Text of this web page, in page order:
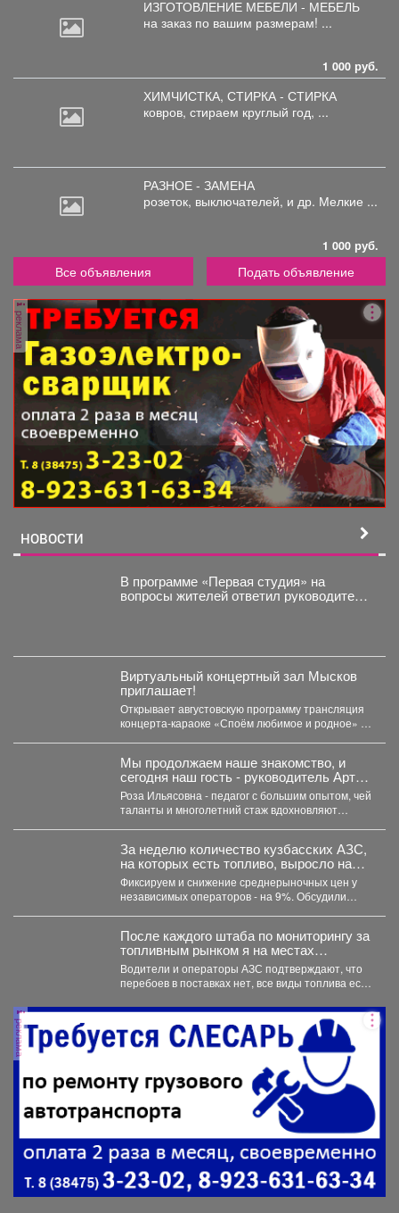
ИЗГОТОВЛЕНИЕ МЕБЕЛИ - МЕБЕЛЬ
на заказ по вашим размерам! ...
1 000 руб.
ХИМЧИСТКА, СТИРКА - СТИРКА
ковров, стираем круглый год, ...
РАЗНОЕ - ЗАМЕНА
розеток, выключателей, и др. Мелкие ...
1 000 руб.
Все объявления Подать объявление
реклама
НОВОСТИ
В программе «Первая студия» на
вопросы жителей ответил руководитель
администрации Куйбышевского района
Виртуальный концертный зал Мысков
приглашает!
Открывает августовскую программу трансляция
концерта-караоке «Споём любимое и родное» -
Мы продолжаем наше знакомство, и
сегодня наш гость - руководитель Арт-
студии «Просто интересно» - Некрасова
Роза Ильясовна.
Роза Ильясовна - педагог с большим опытом, чей
таланты и многолетний стаж вдохновляют
За неделю количество кузбасских АЗС,
на которых есть топливо, выросло на
21,3%.
Фиксируем и снижение среднерыночных цен у
независимых операторов - на 9%. Обсудили
После каждого штаба по мониторингу за
топливным рынком я на местах
проверяю, соответствует ли озвученная
информация действительности.
Водители и операторы АЗС подтверждают, что
перебоев в поставках нет, все виды топлива есть
реклама